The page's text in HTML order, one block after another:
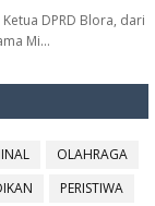
DPRD Blora, dari
Mi…
OLAHRAGA
PERISTIWA